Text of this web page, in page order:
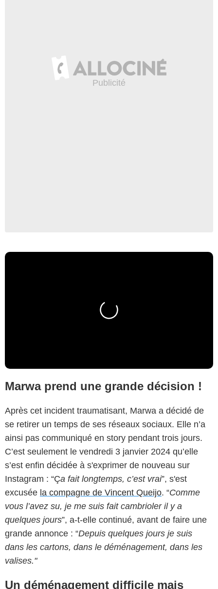
Marwa prend une grande décision !
Après cet incident traumatisant, Marwa a décidé de
se retirer un temps de ses réseaux sociaux. Elle n’a
ainsi pas communiqué en story pendant trois jours.
C’est seulement le vendredi 3 janvier 2024 qu’elle
s’est enfin décidée à s'exprimer de nouveau sur
Instagram : “Ça fait longtemps, c’est vrai”, s'est
excusée la compagne de Vincent Queijo. “Comme
vous l’avez su, je me suis fait cambrioler il y a
quelques jours”, a-t-elle continué, avant de faire une
grande annonce : “Depuis quelques jours je suis
dans les cartons, dans le déménagement, dans les
valises."
Un déménagement difficile mais